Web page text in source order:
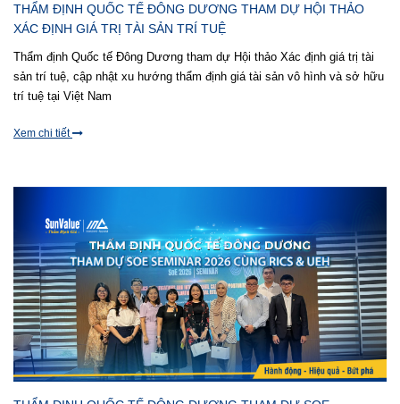
THẨM ĐỊNH QUỐC TẾ ĐÔNG DƯƠNG THAM DỰ HỘI THẢO
XÁC ĐỊNH GIÁ TRỊ TÀI SẢN TRÍ TUỆ
Thẩm định Quốc tế Đông Dương tham dự Hội thảo Xác định giá trị tài
sản trí tuệ, cập nhật xu hướng thẩm định giá tài sản vô hình và sở hữu
trí tuệ tại Việt Nam
Xem chi tiết